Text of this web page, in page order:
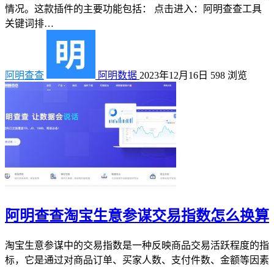
情况。这款插件的主要功能包括： 点击进入：阿明查查工具
关键词排…
阿明查查 阿明数据 2023年12月16日 598 浏览
阿明查查淘宝生意参谋交易指数怎么换算
淘宝生意参谋中的交易指数是一种反映商品交易活跃程度的指
标，它是通过对商品订单、买家人数、支付件数、金额等因素